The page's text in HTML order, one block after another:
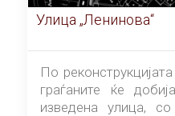
Улица „Ленинова“
По
граѓаните ќе
изведена улица,